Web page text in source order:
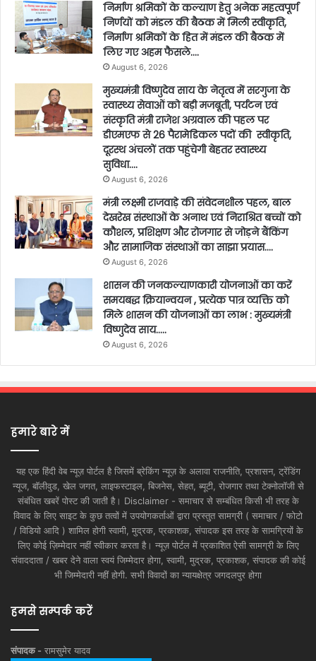
निर्माण श्रमिकों के कल्याण हेतु अनेक महत्वपूर्ण
निर्णयों को मंडल की बैठक में मिली स्वीकृति,
निर्माण श्रमिकों के हित में मंडल की बैठक में
लिए गए अहम फैसले….
August 6, 2026
मुख्यमंत्री विष्णुदेव साय के नेतृत्व में सरगुजा के
स्वास्थ्य सेवाओं को बड़ी मजबूती, पर्यटन एवं
संस्कृति मंत्री राजेश अग्रवाल की पहल पर
डीएमएफ से 26 पैरामेडिकल पदों की स्वीकृति,
दूरस्थ अंचलों तक पहुंचेगी बेहतर स्वास्थ्य
सुविधा….
August 6, 2026
मंत्री लक्ष्मी राजवाड़े की संवेदनशील पहल, बाल
देखरेख संस्थाओं के अनाथ एवं निराश्रित बच्चों को
कौशल, प्रशिक्षण और रोजगार से जोड़ने बैंकिंग
और सामाजिक संस्थाओं का साझा प्रयास….
August 6, 2026
शासन की जनकल्याणकारी योजनाओं का करें
समयबद्ध क्रियान्वयन , प्रत्येक पात्र व्यक्ति को
मिले शासन की योजनाओं का लाभ : मुख्यमंत्री
विष्णुदेव साय…..
August 6, 2026
हमारे बारे में
यह एक हिंदी वेब न्यूज़ पोर्टल है जिसमें ब्रेकिंग न्यूज़ के अलावा राजनीति, प्रशासन, ट्रेंडिंग
न्यूज, बॉलीवुड, खेल जगत, लाइफस्टाइल, बिजनेस, सेहत, ब्यूटी, रोजगार तथा टेक्नोलॉजी से
संबंधित खबरें पोस्ट की जाती है। Disclaimer - समाचार से सम्बंधित किसी भी तरह के
विवाद के लिए साइट के कुछ तत्वों में उपयोगकर्ताओं द्वारा प्रस्तुत सामग्री ( समाचार / फोटो
/ विडियो आदि ) शामिल होगी स्वामी, मुद्रक, प्रकाशक, संपादक इस तरह के सामग्रियों के
लिए कोई ज़िम्मेदार नहीं स्वीकार करता है। न्यूज़ पोर्टल में प्रकाशित ऐसी सामग्री के लिए
संवाददाता / खबर देने वाला स्वयं जिम्मेदार होगा, स्वामी, मुद्रक, प्रकाशक, संपादक की कोई
भी जिम्मेदारी नहीं होगी. सभी विवादों का न्यायक्षेत्र जगदलपुर होगा
हमसे सम्पर्क करें
संपादक - रामसुमेर यादव